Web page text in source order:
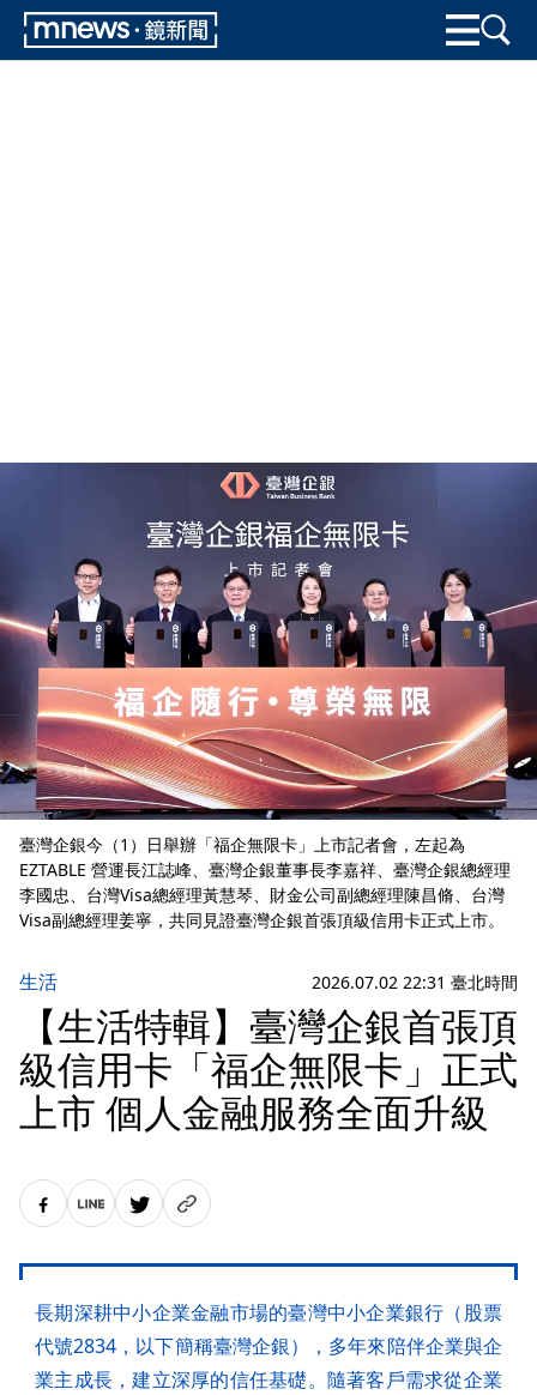
臺灣企銀今（1）日舉辦「福企無限卡」上市記者會，左起為
EZTABLE 營運長江誌峰、臺灣企銀董事長李嘉祥、臺灣企銀總經理
李國忠、台灣Visa總經理黃慧琴、財金公司副總經理陳昌脩、台灣
Visa副總經理姜寧，共同見證臺灣企銀首張頂級信用卡正式上市。
生活 2026.07.02 22:31 臺北時間
【生活特輯】臺灣企銀首張頂
級信用卡「福企無限卡」正式
上市 個人金融服務全面升級
長期深耕中小企業金融市場的臺灣中小企業銀行（股票
代號2834，以下簡稱臺灣企銀），多年來陪伴企業與企
業主成長，建立深厚的信任基礎。隨著客戶需求從企業